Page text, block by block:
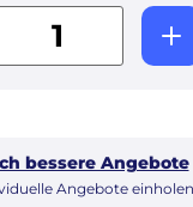
bessere Angebote
Angebote einholen